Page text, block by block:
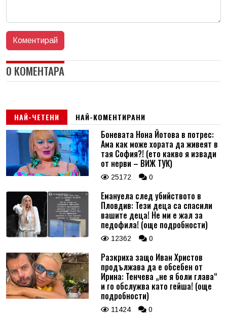
0 КОМЕНТАРА
НАЙ-ЧЕТЕНИ НАЙ-КОМЕНТИРАНИ
Боневата Нона Йотова в потрес:
Ама как може хората да живеят в
тая София?! (ето какво я извади
от нерви – ВИЖ ТУК)
25172 0
Емануела след убийството в
Пловдив: Тези деца са спасили
вашите деца! Не ми е жал за
педофила! (още подробности)
12362 0
Разкриха защо Иван Христов
продължава да е обсебен от
Ирина: Тенчева „не я боли глава“
и го обслужва като гейша! (още
подробности)
11424 0